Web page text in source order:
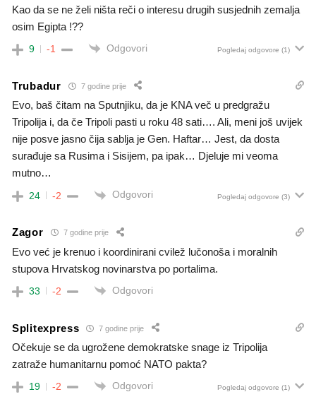
Kao da se ne želi ništa reči o interesu drugih susjednih zemalja
osim Egipta !??
9 -1 Odgovori Pogledaj odgovore (1)
Trubadur 7 godine prije
Evo, baš čitam na Sputnjiku, da je KNA več u predgražu
Tripolija i, da če Tripoli pasti u roku 48 sati…. Ali, meni još uvijek
nije posve jasno čija sablja je Gen. Haftar… Jest, da dosta
surađuje sa Rusima i Sisijem, pa ipak… Djeluje mi veoma
mutno…
24 -2 Odgovori Pogledaj odgovore (3)
Zagor 7 godine prije
Evo već je krenuo i koordinirani cvilež lučonoša i moralnih
stupova Hrvatskog novinarstva po portalima.
33 -2 Odgovori
Splitexpress 7 godine prije
Očekuje se da ugrožene demokratske snage iz Tripolija
zatraže humanitarnu pomoć NATO pakta?
19 -2 Odgovori Pogledaj odgovore (1)